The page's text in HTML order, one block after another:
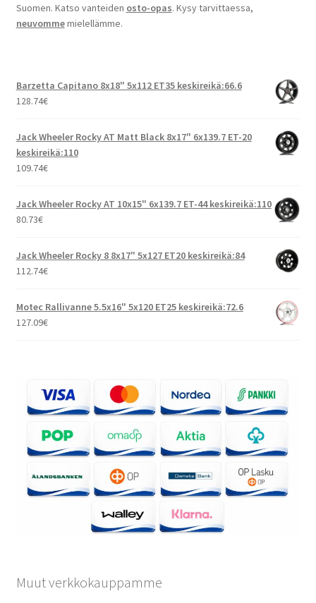
Suomen. Katso vanteiden osto-opas. Kysy tarvittaessa,
neuvommemielellämme.
Barzetta Capitano 8x18" 5x112 ET35 keskireikä:66.6
128.74€
Jack Wheeler Rocky AT Matt Black 8x17" 6x139.7 ET-20
keskireikä:110
109.74€
Jack Wheeler Rocky AT 10x15" 6x139.7 ET-44 keskireikä:110
80.73€
Jack Wheeler Rocky 8 8x17" 5x127 ET20 keskireikä:84
112.74€
Motec Rallivanne 5.5x16" 5x120 ET25 keskireikä:72.6
127.09€
Muut verkkokauppamme